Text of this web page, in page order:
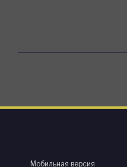
Мобильная версия